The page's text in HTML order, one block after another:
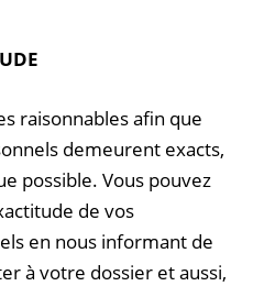
raisonnables afin que
demeurent exacts,
possible. Vous pouvez
de vos
en nous informant de
à votre dossier et aussi,